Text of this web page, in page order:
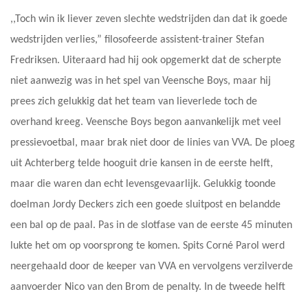
,,Toch win ik liever zeven slechte wedstrijden dan dat ik goede
wedstrijden verlies,” filosofeerde assistent-trainer Stefan
Fredriksen. Uiteraard had hij ook opgemerkt dat de scherpte
niet aanwezig was in het spel van Veensche Boys, maar hij
prees zich gelukkig dat het team van lieverlede toch de
overhand kreeg. Veensche Boys begon aanvankelijk met veel
pressievoetbal, maar brak niet door de linies van VVA. De ploeg
uit Achterberg telde hooguit drie kansen in de eerste helft,
maar die waren dan echt levensgevaarlijk. Gelukkig toonde
doelman Jordy Deckers zich een goede sluitpost en belandde
een bal op de paal. Pas in de slotfase van de eerste 45 minuten
lukte het om op voorsprong te komen. Spits Corné Parol werd
neergehaald door de keeper van VVA en vervolgens verzilverde
aanvoerder Nico van den Brom de penalty. In de tweede helft